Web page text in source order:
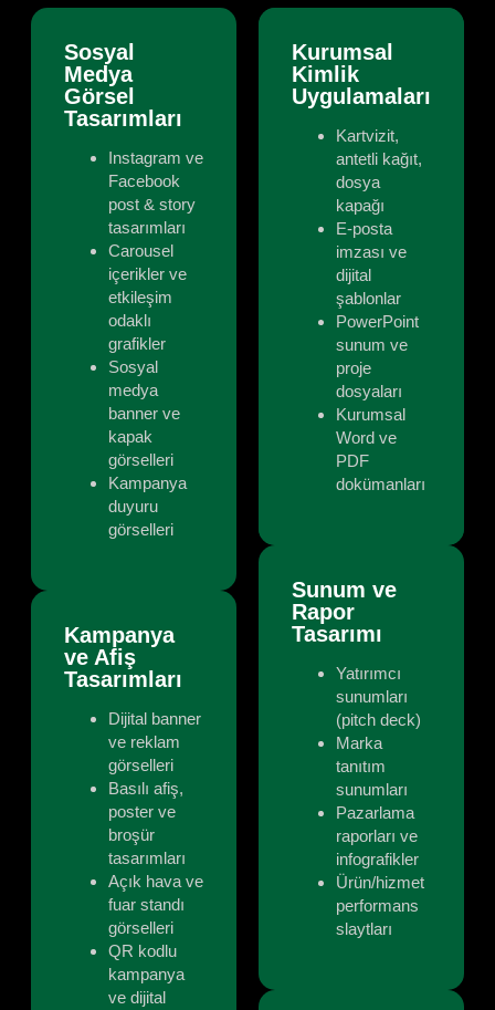
Sosyal
Medya
Görsel
Tasarımları
Instagram ve
Facebook
post & story
tasarımları
Carousel
içerikler ve
etkileşim
odaklı
grafikler
Sosyal
medya
banner ve
kapak
görselleri
Kampanya
duyuru
görselleri
Kampanya
ve Afiş
Tasarımları
Dijital banner
ve reklam
görselleri
Basılı afiş,
poster ve
broşür
tasarımları
Açık hava ve
fuar standı
görselleri
QR kodlu
kampanya
ve dijital
Kurumsal
Kimlik
Uygulamaları
Kartvizit,
antetli kağıt,
dosya
kapağı
E-posta
imzası ve
dijital
şablonlar
PowerPoint
sunum ve
proje
dosyaları
Kurumsal
Word ve
PDF
dokümanları
Sunum ve
Rapor
Tasarımı
Yatırımcı
sunumları
(pitch deck)
Marka
tanıtım
sunumları
Pazarlama
raporları ve
infografikler
Ürün/hizmet
performans
slaytları